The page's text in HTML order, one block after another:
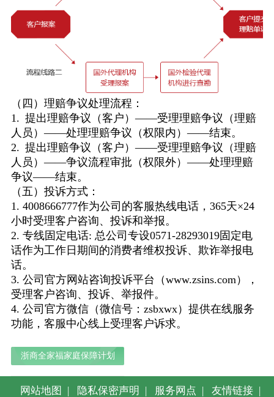
（四）理赔争议处理流程：
1. 提出理赔争议（客户）——受理理赔争议（理赔
人员）——处理理赔争议（权限内）——结束。
2. 提出理赔争议（客户）——受理理赔争议（理赔
人员）——争议流程审批（权限外）——处理理赔
争议——结束。
（五）投诉方式：
1. 4008666777作为公司的客服热线电话，365天×24
小时受理客户咨询、投诉和举报。
2. 专线固定电话: 总公司专设0571-28293019固定电
话作为工作日期间的消费者维权投诉、欺诈举报电
话。
3. 公司官方网站咨询投诉平台（www.zsins.com），
受理客户咨询、投诉、举报件。
4. 公司官方微信（微信号：zsbxwx）提供在线服务
功能，客服中心线上受理客户诉求。
浙商全家福家庭保障计划
网站地图 | 隐私保密声明 | 服务网点 | 友情链接 |